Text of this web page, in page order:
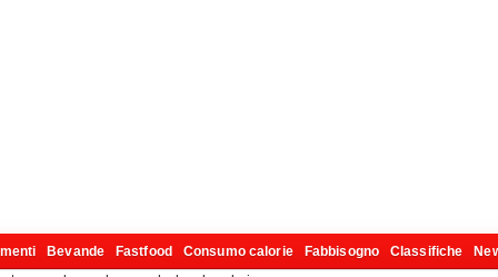
Bevande Fastfood Consumo calorie Fabbisogno Classifiche